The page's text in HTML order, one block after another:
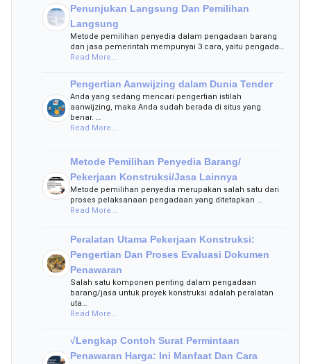
Penunjukan Langsung Dan Pemilihan
Langsung
Metode pemilihan penyedia dalam pengadaan barang
dan jasa pemerintah mempunyai 3 cara, yaitu pengada…
Read More...
Pengertian Aanwijzing dalam Dunia Tender
Anda yang sedang mencari pengertian istilah
aanwijzing, maka Anda sudah berada di situs yang
benar. …
Read More...
Metode Pemilihan Penyedia Barang/
Pekerjaan Konstruksi/Jasa Lainnya
Metode pemilihan penyedia merupakan salah satu dari
proses pelaksanaan pengadaan yang ditetapkan …
Read More...
Peralatan Utama Pekerjaan Konstruksi:
Pengertian Dan Proses Evaluasi Dokumen
Penawaran
Salah satu komponen penting dalam pengadaan
barang/jasa untuk proyek konstruksi adalah peralatan
uta…
Read More...
√Lengkap Contoh Surat Permintaan
Penawaran Harga: Ini Manfaat Dan Cara